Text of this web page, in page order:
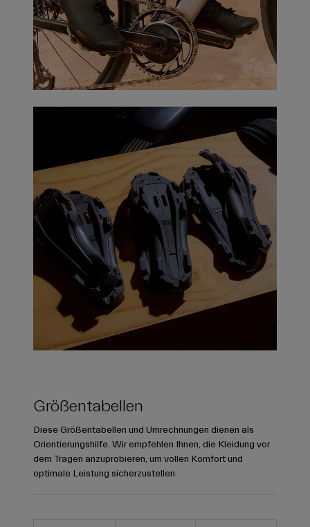
Größentabellen
Diese Größentabellen und Umrechnungen dienen als
Orientierungshilfe. Wir empfehlen Ihnen, die Kleidung vor
dem Tragen anzuprobieren, um vollen Komfort und
optimale Leistung sicherzustellen.